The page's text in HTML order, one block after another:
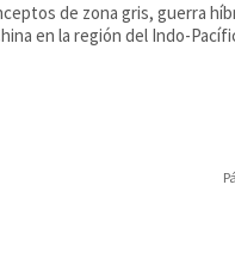
de zona gris, guerra
en la región del Indo-